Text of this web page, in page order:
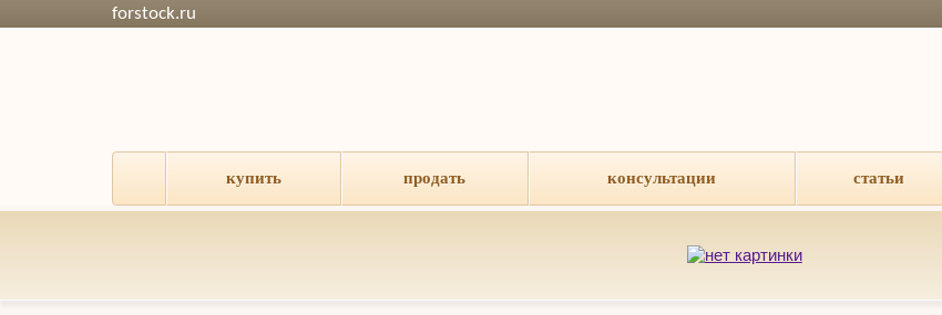
forstock.ru
купить продать консультации статьи